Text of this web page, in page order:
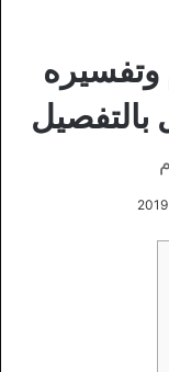
وتفسيره
بالتفصيل